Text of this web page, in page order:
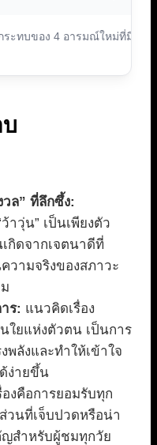
ระทบของ 4 อารมณ์ใหม่ที่มี
ล” ที่ลึกซึ้ง:
าวุ่น” เป็นเพียงตัว
กิดจากเจตนาดีที่
วามจริงของสภาวะ
ร: แนวคิดเรื่อง
ใยแห่งตัวตน เป็นการ
พลังและทำให้เข้าใจ
ง่ายขึ้น
งคือการยอมรับทุก
วนที่เจ็บปวดหรือน่า
ญสำหรับผู้ชมทุกวัย